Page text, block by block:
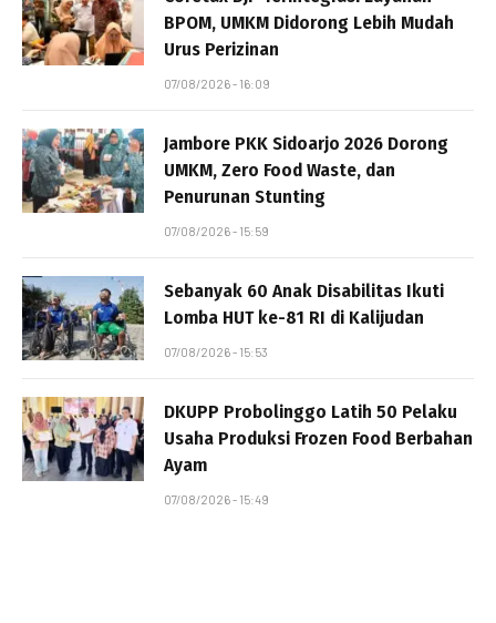
BPOM, UMKM Didorong Lebih Mudah
Urus Perizinan
07/08/2026 - 16:09
Jambore PKK Sidoarjo 2026 Dorong
UMKM, Zero Food Waste, dan
Penurunan Stunting
07/08/2026 - 15:59
Sebanyak 60 Anak Disabilitas Ikuti
Lomba HUT ke-81 RI di Kalijudan
07/08/2026 - 15:53
DKUPP Probolinggo Latih 50 Pelaku
Usaha Produksi Frozen Food Berbahan
Ayam
07/08/2026 - 15:49